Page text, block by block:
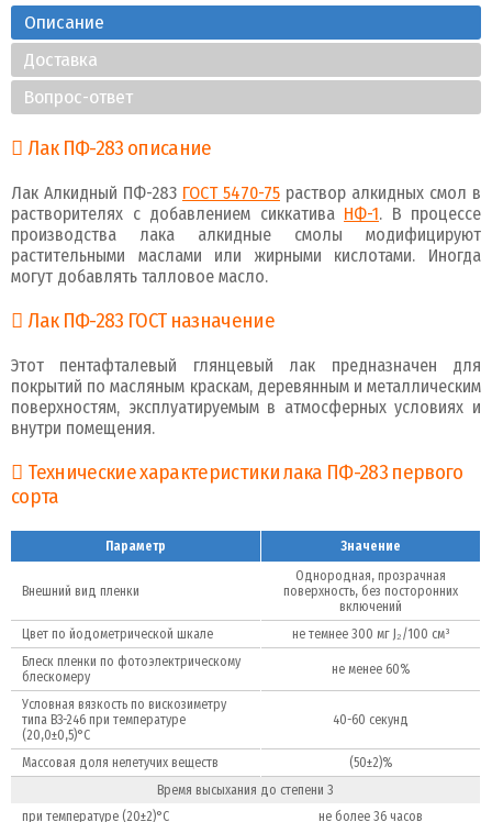
Описание
Доставка
Вопрос-ответ
Лак ПФ-283 описание
Лак Алкидный ПФ-283 ГОСТ 5470-75 раствор алкидных смол в
растворителях с добавлением сиккатива НФ-1. В процессе
производства лака алкидные смолы модифицируют
растительными маслами или жирными кислотами. Иногда
могут добавлять талловое масло.
Лак ПФ-283 ГОСТ назначение
Этот пентафталевый глянцевый лак предназначен для
покрытий по масляным краскам, деревянным и металлическим
поверхностям, эксплуатируемым в атмосферных условиях и
внутри помещения.
Технические характеристики лака ПФ-283 первого
сорта
Параметр Значение
Внешний вид пленки
Однородная, прозрачная
поверхность, без посторонних
включений
Цвет по йодометрической шкале
не темнее 300 мг J₂/100 см³
Блеск пленки по фотоэлектрическому
блескомеру
не менее 60%
Условная вязкость по вискозиметру
типа ВЗ-246 при температуре
(20,0±0,5)°C
40-60 секунд
Массовая доля нелетучих веществ
(50±2)%
Время высыхания до степени 3
при температуре (20±2)°C
не более 36 часов